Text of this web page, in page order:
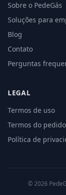
Sobre o PedeGás
Soluções para
Blog
Contato
Perguntas
LEGAL
Termos de uso
Termos do
Política de
©2026